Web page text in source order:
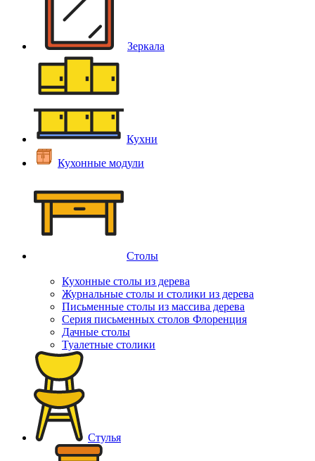
Зеркала
Кухни
Кухонные модули
Столы
Кухонные столы из дерева
Журнальные столы и столики из дерева
Письменные столы из массива дерева
Серия письменных столов Флоренция
Дачные столы
Туалетные столики
Стулья